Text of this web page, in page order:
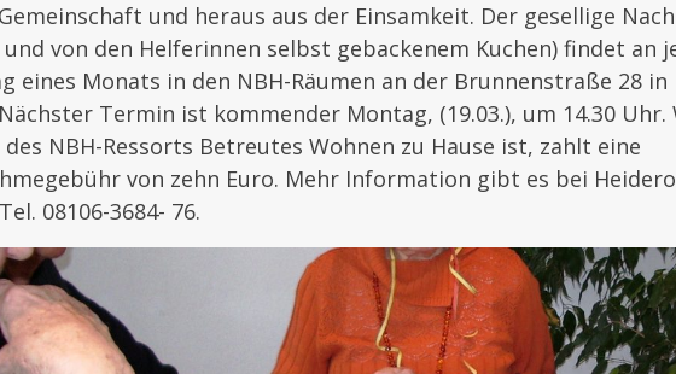
und heraus aus der Einsamkeit. Der gesellige
und von den Helferinnen selbst gebackenem Kuchen) findet an
eines Monats in den NBH-Räumen an der Brunnenstraße 28 in
Termin ist kommender Montag, (19.03.), um 14.30 Uhr.
des NBH-Ressorts Betreutes Wohnen zu Hause ist, zahlt eine
von zehn Euro. Mehr Information gibt es bei
08106-3684- 76.